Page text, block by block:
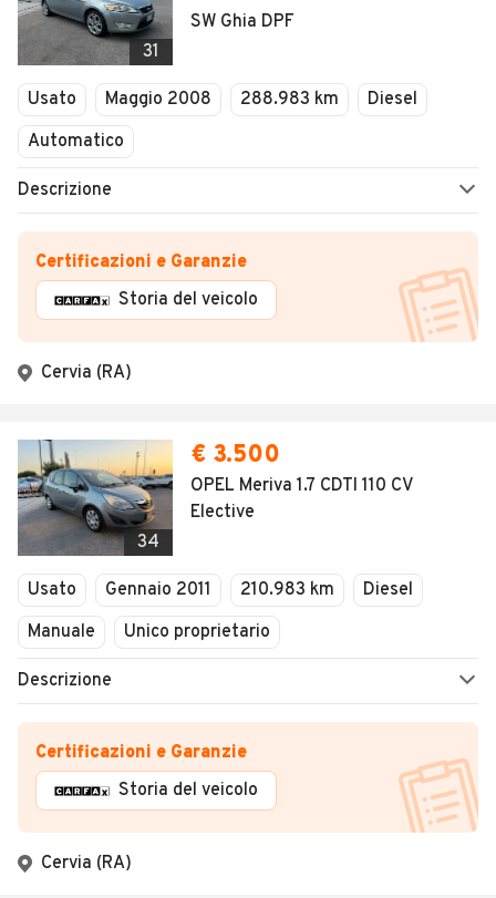
31
SW Ghia DPF
Usato Maggio 2008 288.983 km
Diesel
Automatico
Descrizione
Certificazioni e Garanzie
Storia del veicolo
Cervia (RA)
34
€ 3.500
OPEL Meriva 1.7 CDTI 110 CV
Elective
Usato Gennaio 2011 210.983 km
Diesel
Manuale
Unico proprietario
Descrizione
Certificazioni e Garanzie
Storia del veicolo
Cervia (RA)